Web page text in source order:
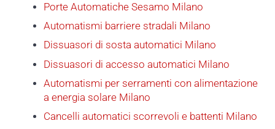
Porte Automatiche Sesamo Milano
Automatismi barriere stradali Milano
Dissuasori di sosta automatici Milano
Dissuasori di accesso automatici Milano
Automatismi per serramenti con alimentazione
a energia solare Milano
Cancelli automatici scorrevoli e battenti Milano